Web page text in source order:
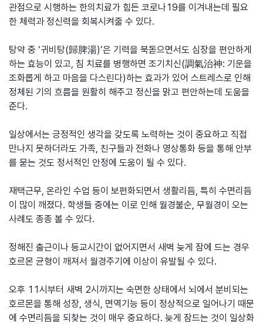
관점으로 시행하는 한의치료가 힘든 코로나19를 이겨내는데 필요
한 체력과 정신력을 회복시켜줄 수 있다.
탕약 중 ‘귀비탕(歸脾湯)’은 기력을 북돋으면서도 심장을 편안하게
하는 효능이 있고, 침 치료를 병행하면 조기치신(調氣治神: 기운을
조화롭게 하고 마음을 다스린다)하는 효과가 있어 스트레스로 인해
정체된 기의 흐름을 원활히 해주고 정신을 맑고 편안하는데 도움을
준다.
일상에서는 긍정적인 생각을 갖도록 노력하는 것이 중요하고 직접
만나지 못하더라도 가족, 친구들과 전화나 영상통화 등을 통해 안부
를 묻는 것도 정서적인 안정에 도움이 될 수 있다.
재택근무, 온라인 수업 등이 보편화되면서 생활리듬, 특히 수면리듬
이 많이 깨졌다. 학생들 중에는 이로 인해 월경불순, 무월경이 오는
사례도 종종 볼 수 있다.
정해진 출근이나 등교시간이 없어지면서 새벽 늦게 잠에 드는 경우
호르몬 균형이 깨져서 월경주기에 이상이 유발될 수 있다.
오후 11시부터 새벽 2시까지는 숙면한 상태에서 뇌에서 분비되는
호르몬을 통해 성장, 생식, 면역기능 등이 정상적으로 일어나기 때문
에 수면리듬을 되찾는 것이 매우 중요하다. 늦게 잠드는 것이 일상화